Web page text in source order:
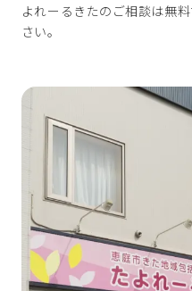
よれーるきたのご相談は無
さい。